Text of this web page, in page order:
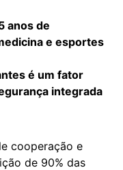
anos de
e esportes
é um fator
integrada
cooperação e
de 90% das